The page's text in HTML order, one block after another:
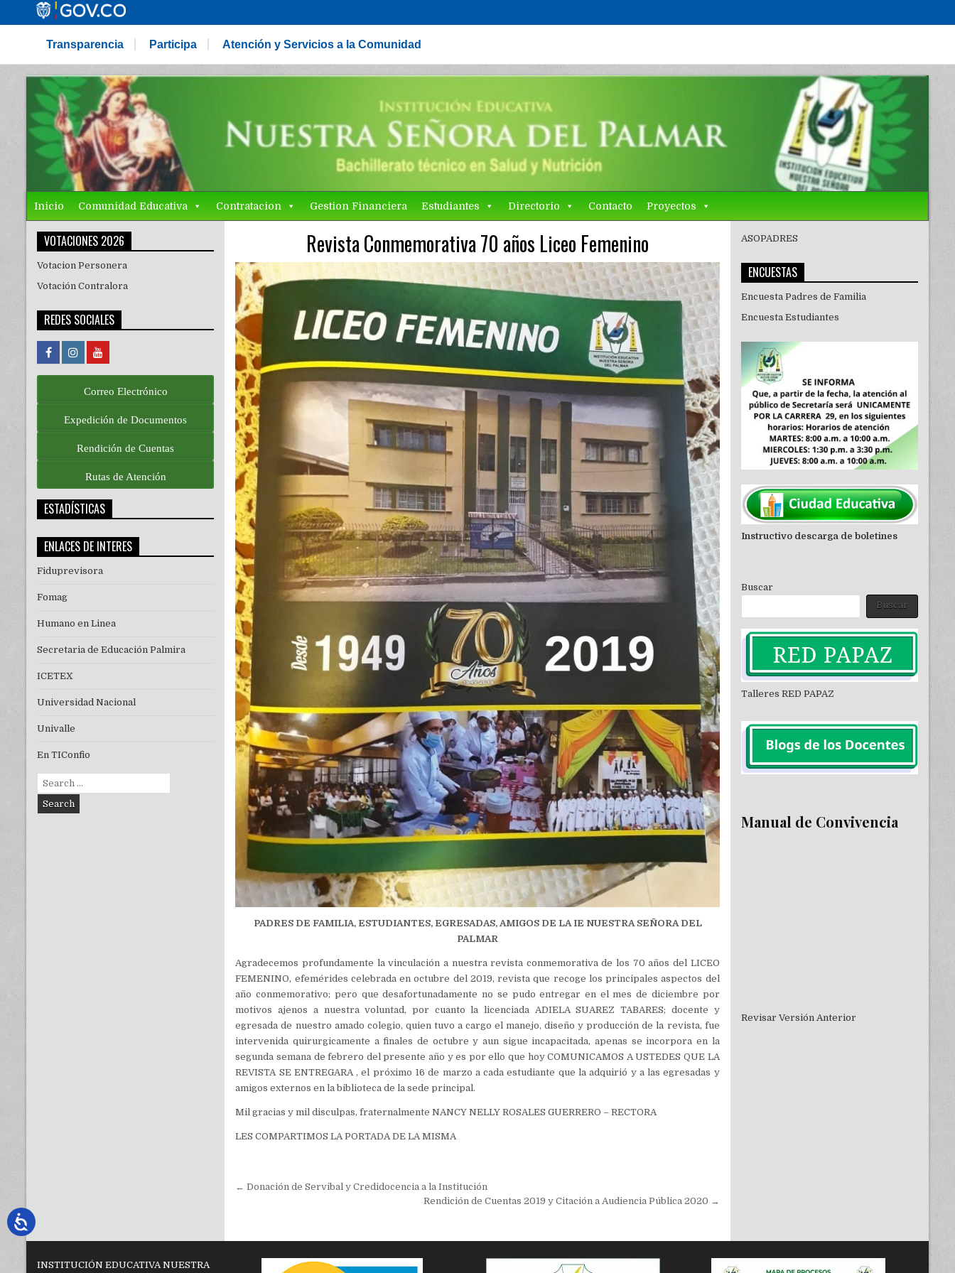
Transparencia Participa Atención y Servicios a la Comunidad
Inicio Comunidad Educativa Contratacion Gestion Financiera Estudiantes Directorio Contacto Proyectos
Revista Conmemorativa 70 años Liceo Femenino
PADRES DE FAMILIA, ESTUDIANTES, EGRESADAS, AMIGOS DE LA IE NUESTRA SEÑORA DEL
PALMAR
Agradecemos profundamente la vinculación a nuestra revista conmemorativa de los 70 años del LICEO
FEMENINO, efemérides celebrada en octubre del 2019, revista que recoge los principales aspectos del
año conmemorativo; pero que desafortunadamente no se pudo entregar en el mes de diciembre por
motivos ajenos a nuestra voluntad, por cuanto la licenciada ADIELA SUAREZ TABARES; docente y
egresada de nuestro amado colegio, quien tuvo a cargo el manejo, diseño y producción de la revista, fue
intervenida quirurgicamente a finales de octubre y aun sigue incapacitada, apenas se incorpora en la
segunda semana de febrero del presente año y es por ello que hoy COMUNICAMOS A USTEDES QUE LA
REVISTA SE ENTREGARA , el próximo 16 de marzo a cada estudiante que la adquirió y a las egresadas y
amigos externos en la biblioteca de la sede principal.
Mil gracias y mil disculpas, fraternalmente NANCY NELLY ROSALES GUERRERO – RECTORA
LES COMPARTIMOS LA PORTADA DE LA MISMA
Navegación
← Donación de Servibal y Credidocencia a la Institución
Rendición de Cuentas 2019 y Citación a Audiencia Pública 2020 →
VOTACIONES 2026
Votacion Personera
Votación Contralora
REDES SOCIALES
Correo Electrónico
Expedición de Documentos
Rendición de Cuentas
Rutas de Atención
ESTADÍSTICAS
ENLACES DE INTERES
Fiduprevisora
Fomag
Humano en Linea
Secretaria de Educación Palmira
ICETEX
Universidad Nacional
Univalle
En TIConfio
Search
for:
ASOPADRES
ENCUESTAS
Encuesta Padres de Familia
Encuesta Estudiantes
Instructivo descarga de boletines
Buscar
Buscar
Talleres RED PAPAZ
Manual de Convivencia
Revisar Versión Anterior
INSTITUCIÓN EDUCATIVA NUESTRA